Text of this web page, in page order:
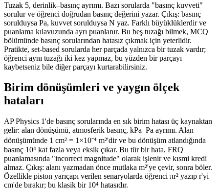
Tuzak 5, derinlik–basınç ayrımı. Bazı sorularda "basınç kuvveti"
sorulur ve öğrenci doğrudan basınç değerini yazar. Çıkış: basınç
sorulduysa Pa, kuvvet sorulduysa N yaz. Farklı büyüklüklerdir ve
puanlama kılavuzunda ayrı puanlanır. Bu beş tuzağı bilmek, MCQ
bölümünde basınç sorularından hatasız çıkmak için yeterlidir.
Pratikte, set-based sorularda her parçada yalnızca bir tuzak vardır;
öğrenci aynı tuzağı iki kez yapmaz, bu yüzden bir parçayı
kaybetseniz bile diğer parçayı kurtarabilirsiniz.
Birim dönüşümleri ve yaygın ölçek
hataları
AP Physics 1'de basınç sorularında en sık birim hatası üç kaynaktan
gelir: alan dönüşümü, atmosferik basınç, kPa–Pa ayrımı. Alan
dönüşümünde 1 cm² = 1×10⁻⁴ m²'dir ve bu dönüşüm atlandığında
basınç 10⁴ kat fazla veya eksik çıkar. Bu tür bir hata, FRQ
puanlamasında "incorrect magnitude" olarak işlenir ve kısmi kredi
almaz. Çıkış: alanı yazmadan önce mutlaka m²'ye çevir, sonra böler.
Özellikle piston yarıçapı verilen senaryolarda öğrenci πr² yazıp r'yi
cm'de bırakır; bu klasik bir 10⁴ hatasıdır.